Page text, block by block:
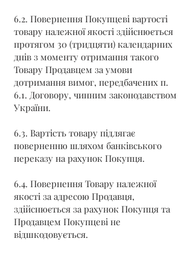
6.2. Повернення Покупцеві вартості
товару належної якості здійснюється
протягом 30 (тридцяти) календарних
днів з моменту отримання такого
Товару Продавцем за умови
дотримання вимог, передбачених п.
6.1. Договору, чинним законодавством
України.
6.3. Вартість товару підлягає
поверненню шляхом банківського
переказу на рахунок Покупця.
6.4. Повернення Товару належної
якості за адресою Продавця,
здійснюється за рахунок Покупця та
Продавцем Покупцеві не
відшкодовується.